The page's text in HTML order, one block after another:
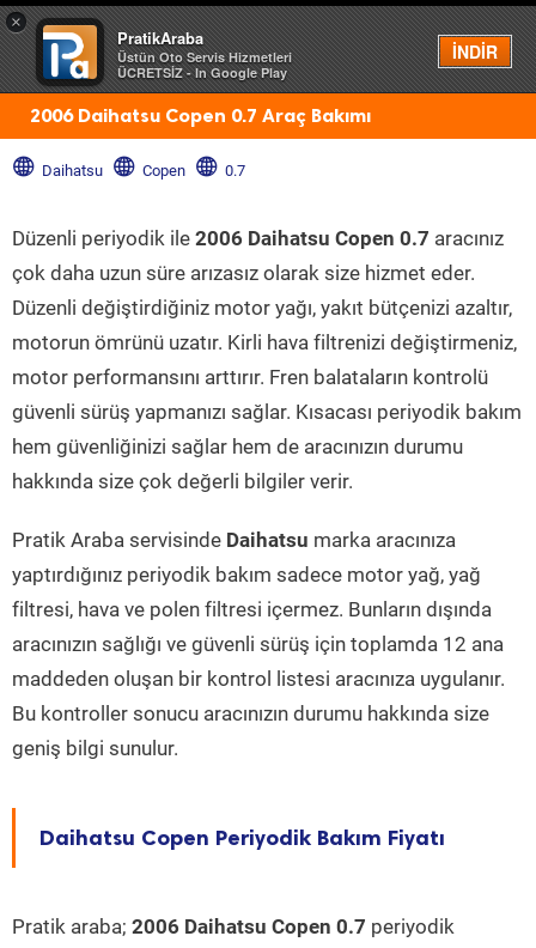
×
PratikAraba
Üstün Oto Servis Hizmetleri
ÜCRETSİZ - In Google Play
İNDİR
Menü
2006 Daihatsu Copen 0.7 Araç Bakımı
Daihatsu Copen 0.7
Düzenli periyodik ile 2006 Daihatsu Copen 0.7 aracınız
çok daha uzun süre arızasız olarak size hizmet eder.
Düzenli değiştirdiğiniz motor yağı, yakıt bütçenizi azaltır,
motorun ömrünü uzatır. Kirli hava filtrenizi değiştirmeniz,
motor performansını arttırır. Fren balataların kontrolü
güvenli sürüş yapmanızı sağlar. Kısacası periyodik bakım
hem güvenliğinizi sağlar hem de aracınızın durumu
hakkında size çok değerli bilgiler verir.
Pratik Araba servisinde Daihatsu marka aracınıza
yaptırdığınız periyodik bakım sadece motor yağ, yağ
filtresi, hava ve polen filtresi içermez. Bunların dışında
aracınızın sağlığı ve güvenli sürüş için toplamda 12 ana
maddeden oluşan bir kontrol listesi aracınıza uygulanır.
Bu kontroller sonucu aracınızın durumu hakkında size
geniş bilgi sunulur.
Daihatsu Copen Periyodik Bakım Fiyatı
Pratik araba; 2006 Daihatsu Copen 0.7 periyodik